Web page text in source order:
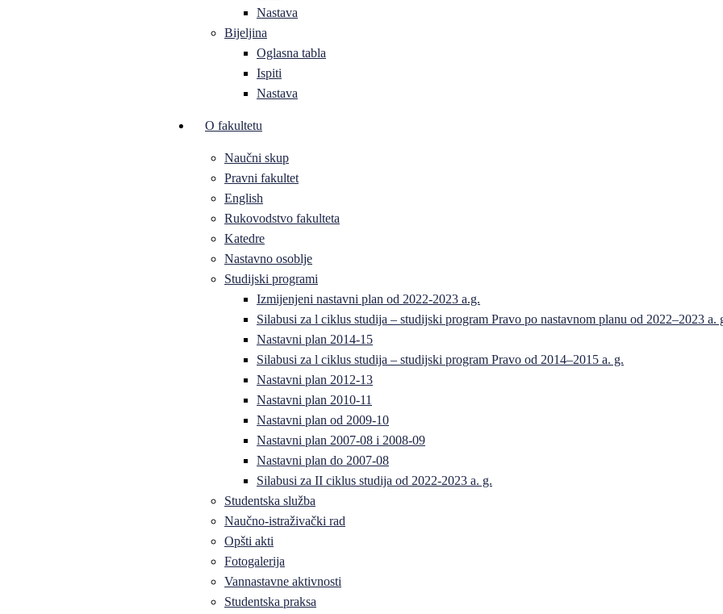
Nastava
Bijeljina
Oglasna tabla
Ispiti
Nastava
O fakultetu
Naučni skup
Pravni fakultet
English
Rukovodstvo fakulteta
Katedre
Nastavno osoblje
Studijski programi
Izmijenjeni nastavni plan od 2022-2023 a.g.
Silabusi za l ciklus studija – studijski program Pravo po nastavnom planu od 2022–2023 a.
Nastavni plan 2014-15
Silabusi za l ciklus studija – studijski program Pravo od 2014–2015 a. g.
Nastavni plan 2012-13
Nastavni plan 2010-11
Nastavni plan od 2009-10
Nastavni plan 2007-08 i 2008-09
Nastavni plan do 2007-08
Silabusi za II ciklus studija od 2022-2023 a. g.
Studentska služba
Naučno-istraživački rad
Opšti akti
Fotogalerija
Vannastavne aktivnosti
Studentska praksa